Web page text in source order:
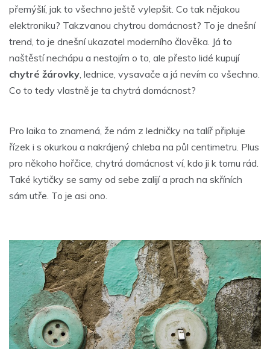
přemýšlí, jak to všechno ještě vylepšit. Co tak nějakou
elektroniku? Takzvanou chytrou domácnost? To je dnešní
trend, to je dnešní ukazatel moderního člověka. Já to
naštěstí nechápu a nestojím o to, ale přesto lidé kupují
chytré žárovky, lednice, vysavače a já nevím co všechno.
Co to tedy vlastně je ta chytrá domácnost?
Pro laika to znamená, že nám z ledničky na talíř připluje
řízek i s okurkou a nakrájený chleba na půl centimetru. Plus
pro někoho hořčice, chytrá domácnost ví, kdo ji k tomu rád.
Také kytičky se samy od sebe zalijí a prach na skříních
sám utře. To je asi ono.